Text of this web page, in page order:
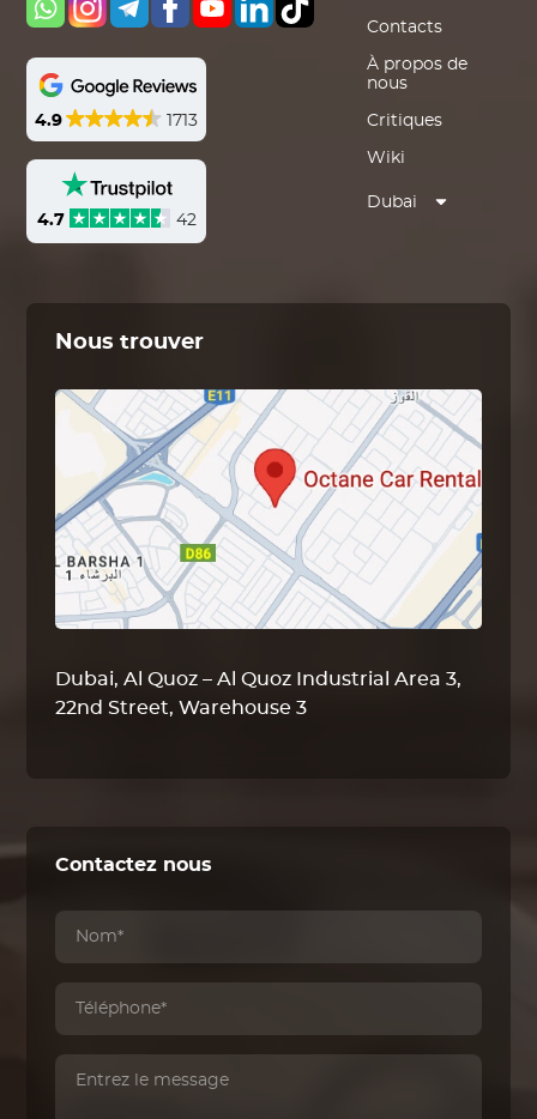
4.9 1713
4.7 42
Contacts
À propos de
nous
Critiques
Wiki
Dubai
Nous trouver
Dubai, Al Quoz – Al Quoz Industrial Area 3,
22nd Street, Warehouse 3
Contactez nous